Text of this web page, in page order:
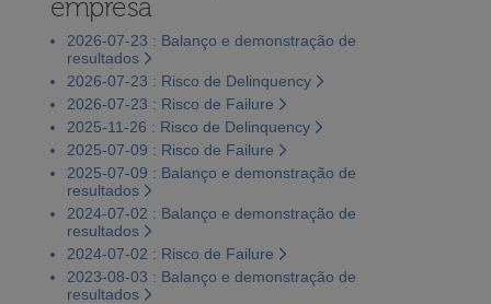
empresa
2026-07-23 : Balanço e demonstração de
resultados
2026-07-23 : Risco de Delinquency
2026-07-23 : Risco de Failure
2025-11-26 : Risco de Delinquency
2025-07-09 : Risco de Failure
2025-07-09 : Balanço e demonstração de
resultados
2024-07-02 : Balanço e demonstração de
resultados
2024-07-02 : Risco de Failure
2023-08-03 : Balanço e demonstração de
resultados